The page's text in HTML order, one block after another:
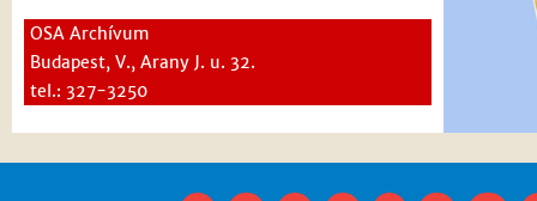
OSA Archívum
Budapest, V., Arany J. u. 32.
tel.: 327-3250